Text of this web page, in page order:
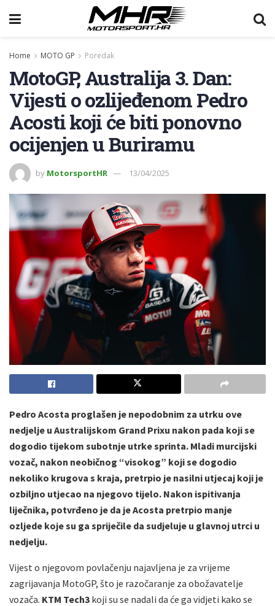
Home MOTO GP Poredak
MotoGP, Australija 3. Dan:
Vijesti o ozlijeđenom Pedro
Acosti koji će biti ponovno
ocijenjen u Buriramu
by MotorsportHR 13/04/2025
Pedro Acosta proglašen je nepodobnim za utrku ove
nedjelje u Australijskom Grand Prixu nakon pada koji se
dogodio tijekom subotnje utrke sprinta. Mladi murcijski
vozač, nakon neobičnog “visokog” koji se dogodio
nekoliko krugova s kraja, pretrpio je nasilni utjecaj koji je
ozbiljno utjecao na njegovo tijelo. Nakon ispitivanja
liječnika, potvrđeno je da je Acosta pretrpio manje
ozljede koje su ga spriječile da sudjeluje u glavnoj utrci u
nedjelju.
Vijest o njegovom povlačenju najavljena je za vrijeme
zagrijavanja MotoGP, što je razočaranje za obožavatelje
vozača. KTM Tech3 koji su se nadali da će ga vidjeti kako se